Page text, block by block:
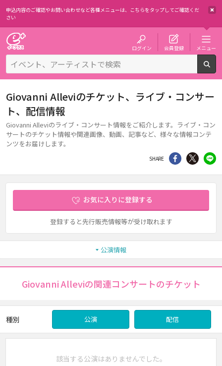
申込内容のご確認やお問い合わせなど各種メニューは、 こちらをタップしてご確認くだ
さい
ログイン 会員登録 メニュー
Giovanni Alleviのチケット、ライブ・コンサー
ト、配信情報
Giovanni Alleviのライブ・コンサート情報をご紹介します。ライブ・コン
サートのチケット情報や関連画像、動画、記事など、様々な情報コンテ
ンツをお届けします。
SHARE シェア Twitter
お気に入りに登録する
登録すると先行販売情報等が受け取れます
公演情報
Giovanni Alleviの関連コンサートのチケット
種別 公演 配信
該当する公演はありませんでした。